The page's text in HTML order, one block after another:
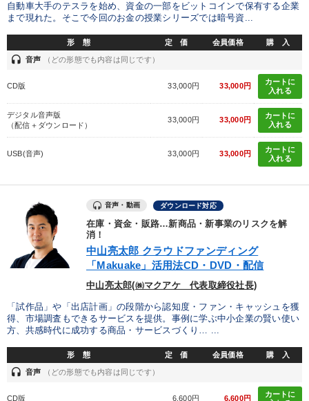
自動車大手のテスラを始め、資金の一部をビットコインで保有する企業
まで現れた。そこで今回のお金の授業シリーズでは暗号資...
形 態 定 価 会員価格 購 入
headset 音声 （どの形態でも内容は同じです）
CD版 33,000円 33,000円
カートに
入れる
デジタル音声版
（配信＋ダウンロード）
33,000円 33,000円
カートに
入れる
USB(音声) 33,000円 33,000円
カートに
入れる
音声・動画 ダウンロード対応
在庫・資金・販路…新商品・新事業のリスクを解
消！
中山亮太郎 クラウドファンディング
「Makuake」活用法CD・DVD・配信
中山亮太郎(㈱マクアケ 代表取締役社長)
「試作品」や「出店計画」の段階から認知度・ファン・キャッシュを獲
得、市場調査もできるサービスを提供。事例に学ぶ中小企業の賢い使い
方、共感時代に成功する商品・サービスづくり… ...
形 態 定 価 会員価格 購 入
headset 音声 （どの形態でも内容は同じです）
CD版 6,600円 6,600円
カートに